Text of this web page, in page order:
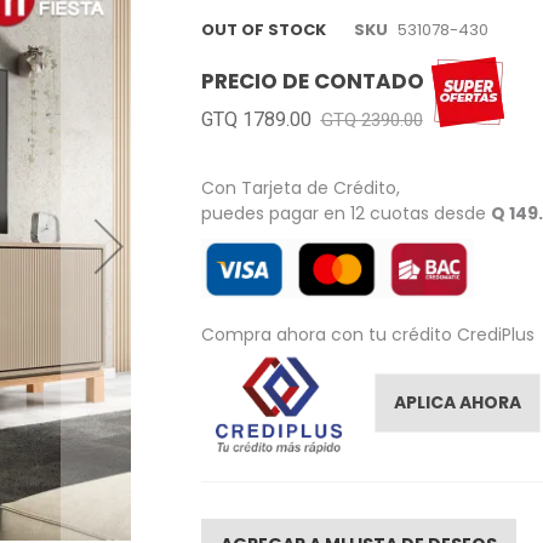
OUT OF STOCK SKU 531078-430
PRECIO DE CONTADO
GTQ 1789.00 GTQ 2390.00
Con Tarjeta de Crédito,
puedes pagar en 12 cuotas desde Q
Compra ahora con tu crédito CrediPlus
APLICA AHORA